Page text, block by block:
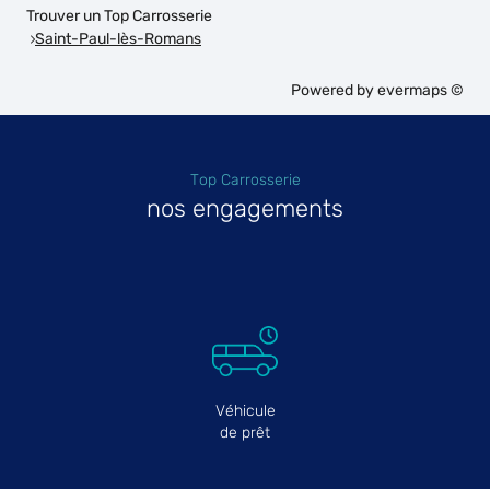
Trouver un Top Carrosserie
Saint-Paul-lès-Romans
Powered byevermaps ©
Top Carrosserie
nos engagements
Véhicule
de prêt